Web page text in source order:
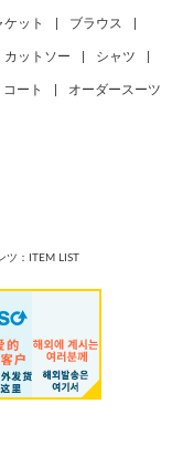
ケット ブラウス
カットソー シャツ
コート オーダースーツ
ツ：ITEM LIST